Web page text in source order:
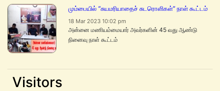
மும்பையில் “சுயமரியாதைச் சுடரொளிகள்” நாள் கூட்டம்
18 Mar 2023 10:02 pm
அன்னை மணியம்மையார் அவர்களின் 45 வது ஆண்டு
நினைவு நாள் கூட்டம்
Visitors